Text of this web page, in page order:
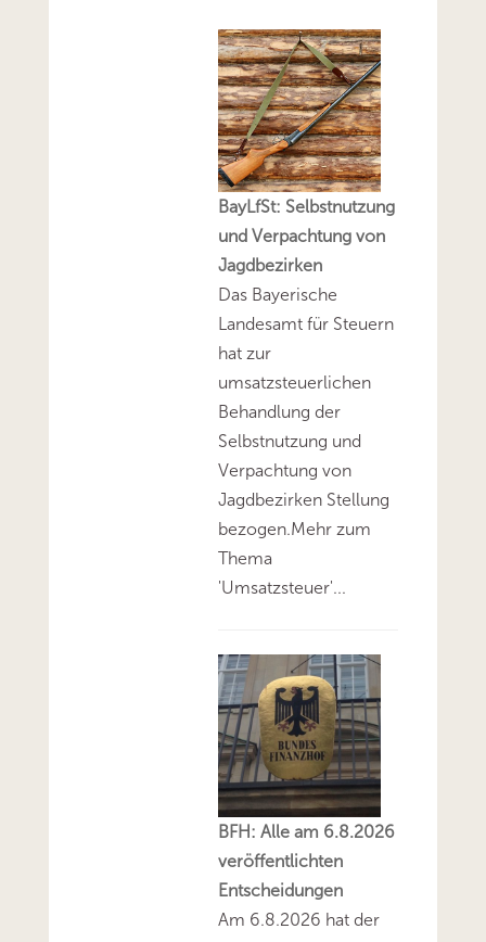
BayLfSt: Selbstnutzung
und Verpachtung von
Jagdbezirken
Das Bayerische
Landesamt für Steuern
hat zur
umsatzsteuerlichen
Behandlung der
Selbstnutzung und
Verpachtung von
Jagdbezirken Stellung
bezogen.Mehr zum
Thema
'Umsatzsteuer'...
BFH: Alle am 6.8.2026
veröffentlichten
Entscheidungen
Am 6.8.2026 hat der